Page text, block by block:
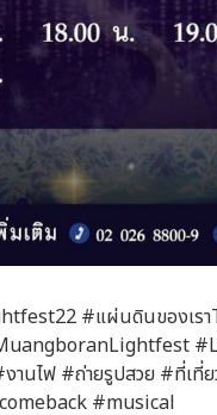
#แผ่นดินของเ
านไฟ #ถ่ายรูปสวย #ที่เ
#musical